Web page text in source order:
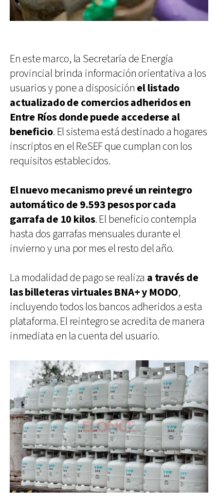
En este marco, la Secretaría de Energía
provincial brinda información orientativa a los
usuarios y pone a disposición el listado
actualizado de comercios adheridos en
Entre Ríos donde puede accederse al
beneficio. El sistema está destinado a hogares
inscriptos en el ReSEF que cumplan con los
requisitos establecidos.
El nuevo mecanismo prevé un reintegro
automático de 9.593 pesos por cada
garrafa de 10 kilos. El beneficio contempla
hasta dos garrafas mensuales durante el
invierno y una por mes el resto del año.
La modalidad de pago se realiza a través de
las billeteras virtuales BNA+ y MODO,
incluyendo todos los bancos adheridos a esta
plataforma. El reintegro se acredita de manera
inmediata en la cuenta del usuario.